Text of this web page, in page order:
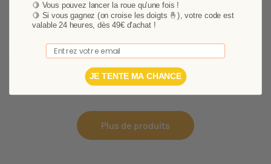
Balle d'activités Lazare utilisable dès la naissance.
Idéale en cadeau de naissance, elle séduira bébé
27,29 €
Le rideau
26,50 €
Plus de produits
🍋 Vous pouvez lancer la roue qu'une fois !
🍋 Si vous gagnez (on croise les doigts 🤞), votre code est
valable 24 heures, dès 49€ d'achat !
Email
JE TENTE MA CHANCE